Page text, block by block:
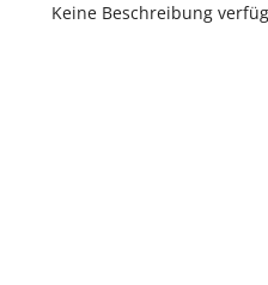
Keine Beschreibung